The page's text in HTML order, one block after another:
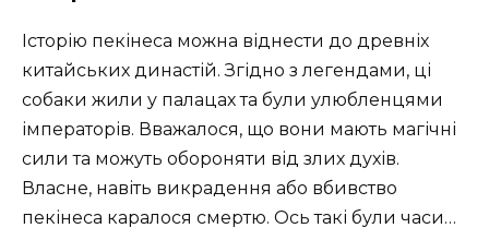
Історію пекінеса можна віднести до древніх
китайських династій. Згідно з легендами, ці
собаки жили у палацах та були улюбленцями
імператорів. Вважалося, що вони мають магічні
сили та можуть обороняти від злих духів.
Власне, навіть викрадення або вбивство
пекінеса каралося смертю. Ось такі були часи…